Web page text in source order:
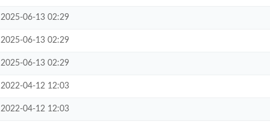
2025-06-13 02:29
2025-06-13 02:29
2025-06-13 02:29
2022-04-12 12:03
2022-04-12 12:03